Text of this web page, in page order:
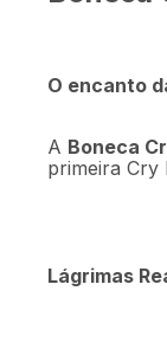
O encanto
A Boneca
primeira Cry
Lágrimas